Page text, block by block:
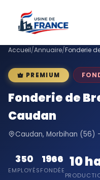
Accueil/Annuaire/Fonderie
PREMIUM
Fonderie de
Caudan
Caudan, Morbihan (56)
350
EMPLOYÉS
1966
FONDÉE
10